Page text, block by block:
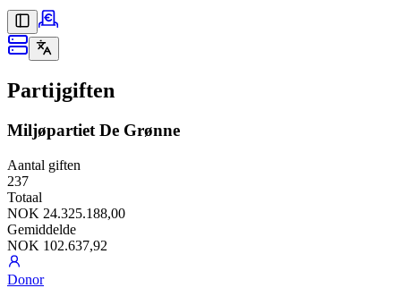
Partijgiften
Miljøpartiet De Grønne
Aantal giften
237
Totaal
NOK 24.325.188,00
Gemiddelde
NOK 102.637,92
Donor